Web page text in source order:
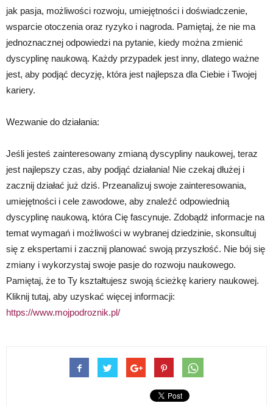
jak pasja, możliwości rozwoju, umiejętności i doświadczenie,
wsparcie otoczenia oraz ryzyko i nagroda. Pamiętaj, że nie ma
jednoznacznej odpowiedzi na pytanie, kiedy można zmienić
dyscyplinę naukową. Każdy przypadek jest inny, dlatego ważne
jest, aby podjąć decyzję, która jest najlepsza dla Ciebie i Twojej
kariery.
Wezwanie do działania:
Jeśli jesteś zainteresowany zmianą dyscypliny naukowej, teraz
jest najlepszy czas, aby podjąć działania! Nie czekaj dłużej i
zacznij działać już dziś. Przeanalizuj swoje zainteresowania,
umiejętności i cele zawodowe, aby znaleźć odpowiednią
dyscyplinę naukową, która Cię fascynuje. Zdobądź informacje na
temat wymagań i możliwości w wybranej dziedzinie, skonsultuj
się z ekspertami i zacznij planować swoją przyszłość. Nie bój się
zmiany i wykorzystaj swoje pasje do rozwoju naukowego.
Pamiętaj, że to Ty kształtujesz swoją ścieżkę kariery naukowej.
Kliknij tutaj, aby uzyskać więcej informacji:
https://www.mojpodroznik.pl/